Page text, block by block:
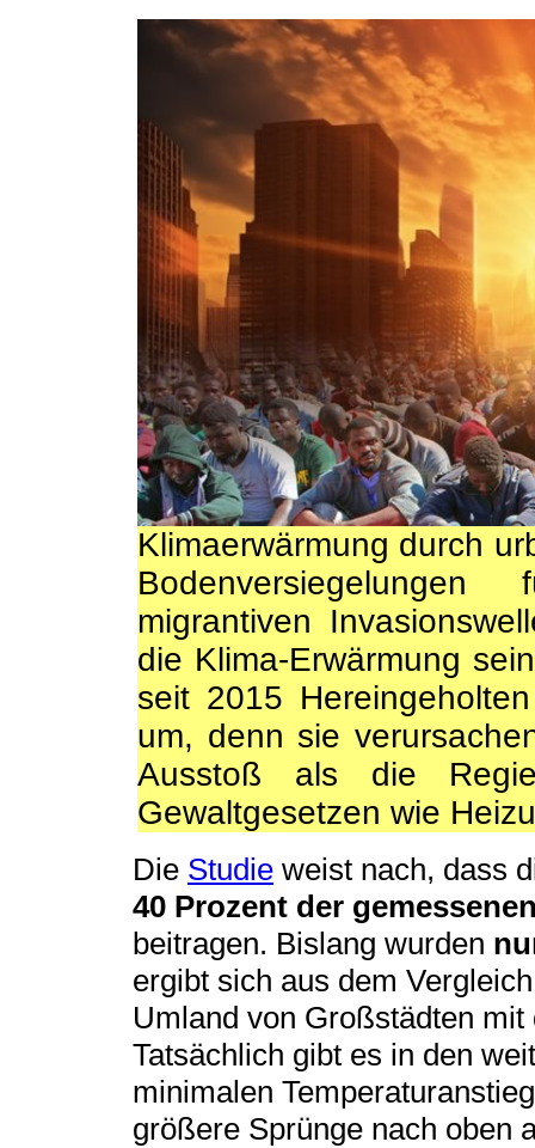
Klimaerwärmung durch
migrantiven
die Klima-Erwärmung
seit 2015
um, denn sie
Ausstoß als die
Gewaltgesetzen wie
Die Studie weist nach, dass
40 Prozent der
beitragen. Bislang wurden
ergibt sich aus dem
Umland von Großstädten
Tatsächlich gibt es in den
minimalen
größere Sprünge nach oben